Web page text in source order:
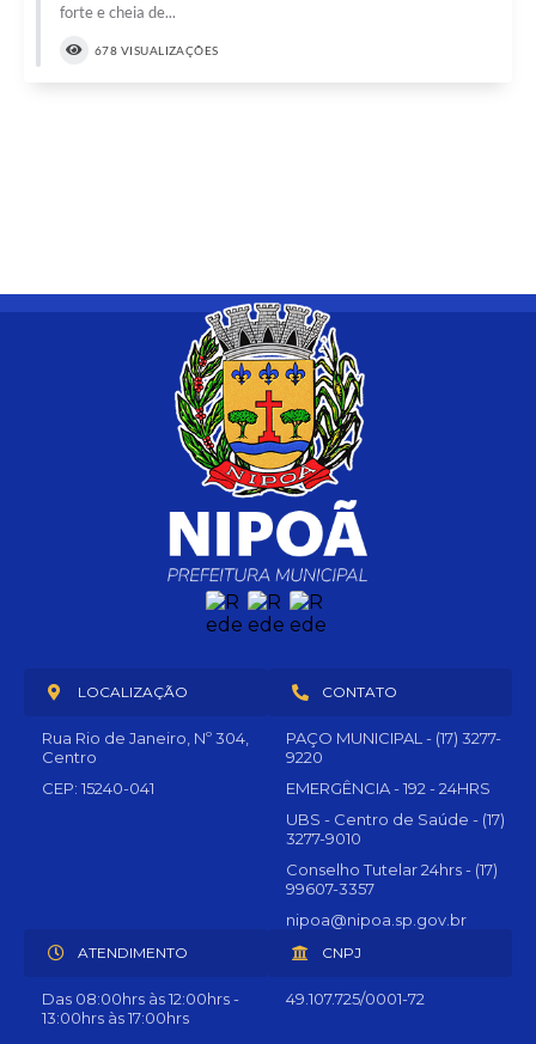
forte e cheia de...
678 VISUALIZAÇÕES
LOCALIZAÇÃO
Rua Rio de Janeiro, Nº 304,
Centro
CEP: 15240-041
CONTATO
PAÇO MUNICIPAL - (17) 3277-
9220
EMERGÊNCIA - 192 - 24HRS
UBS - Centro de Saúde - (17)
3277-9010
Conselho Tutelar 24hrs - (17)
99607-3357
nipoa@nipoa.sp.gov.br
ATENDIMENTO
Das 08:00hrs às 12:00hrs -
13:00hrs às 17:00hrs
CNPJ
49.107.725/0001-72